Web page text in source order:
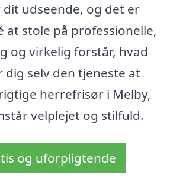
udseende, og det er
at stole på professionelle,
og virkelig forstår, hvad
dig selv den tjeneste at
herrefrisør i Melby,
velplejet og stilfuld.
og uforpligtende